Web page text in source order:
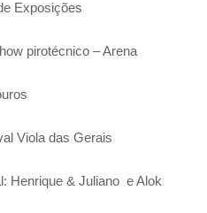
Exposições
pirotécnico – Arena
Viola das Gerais
Henrique & Juliano e Alok